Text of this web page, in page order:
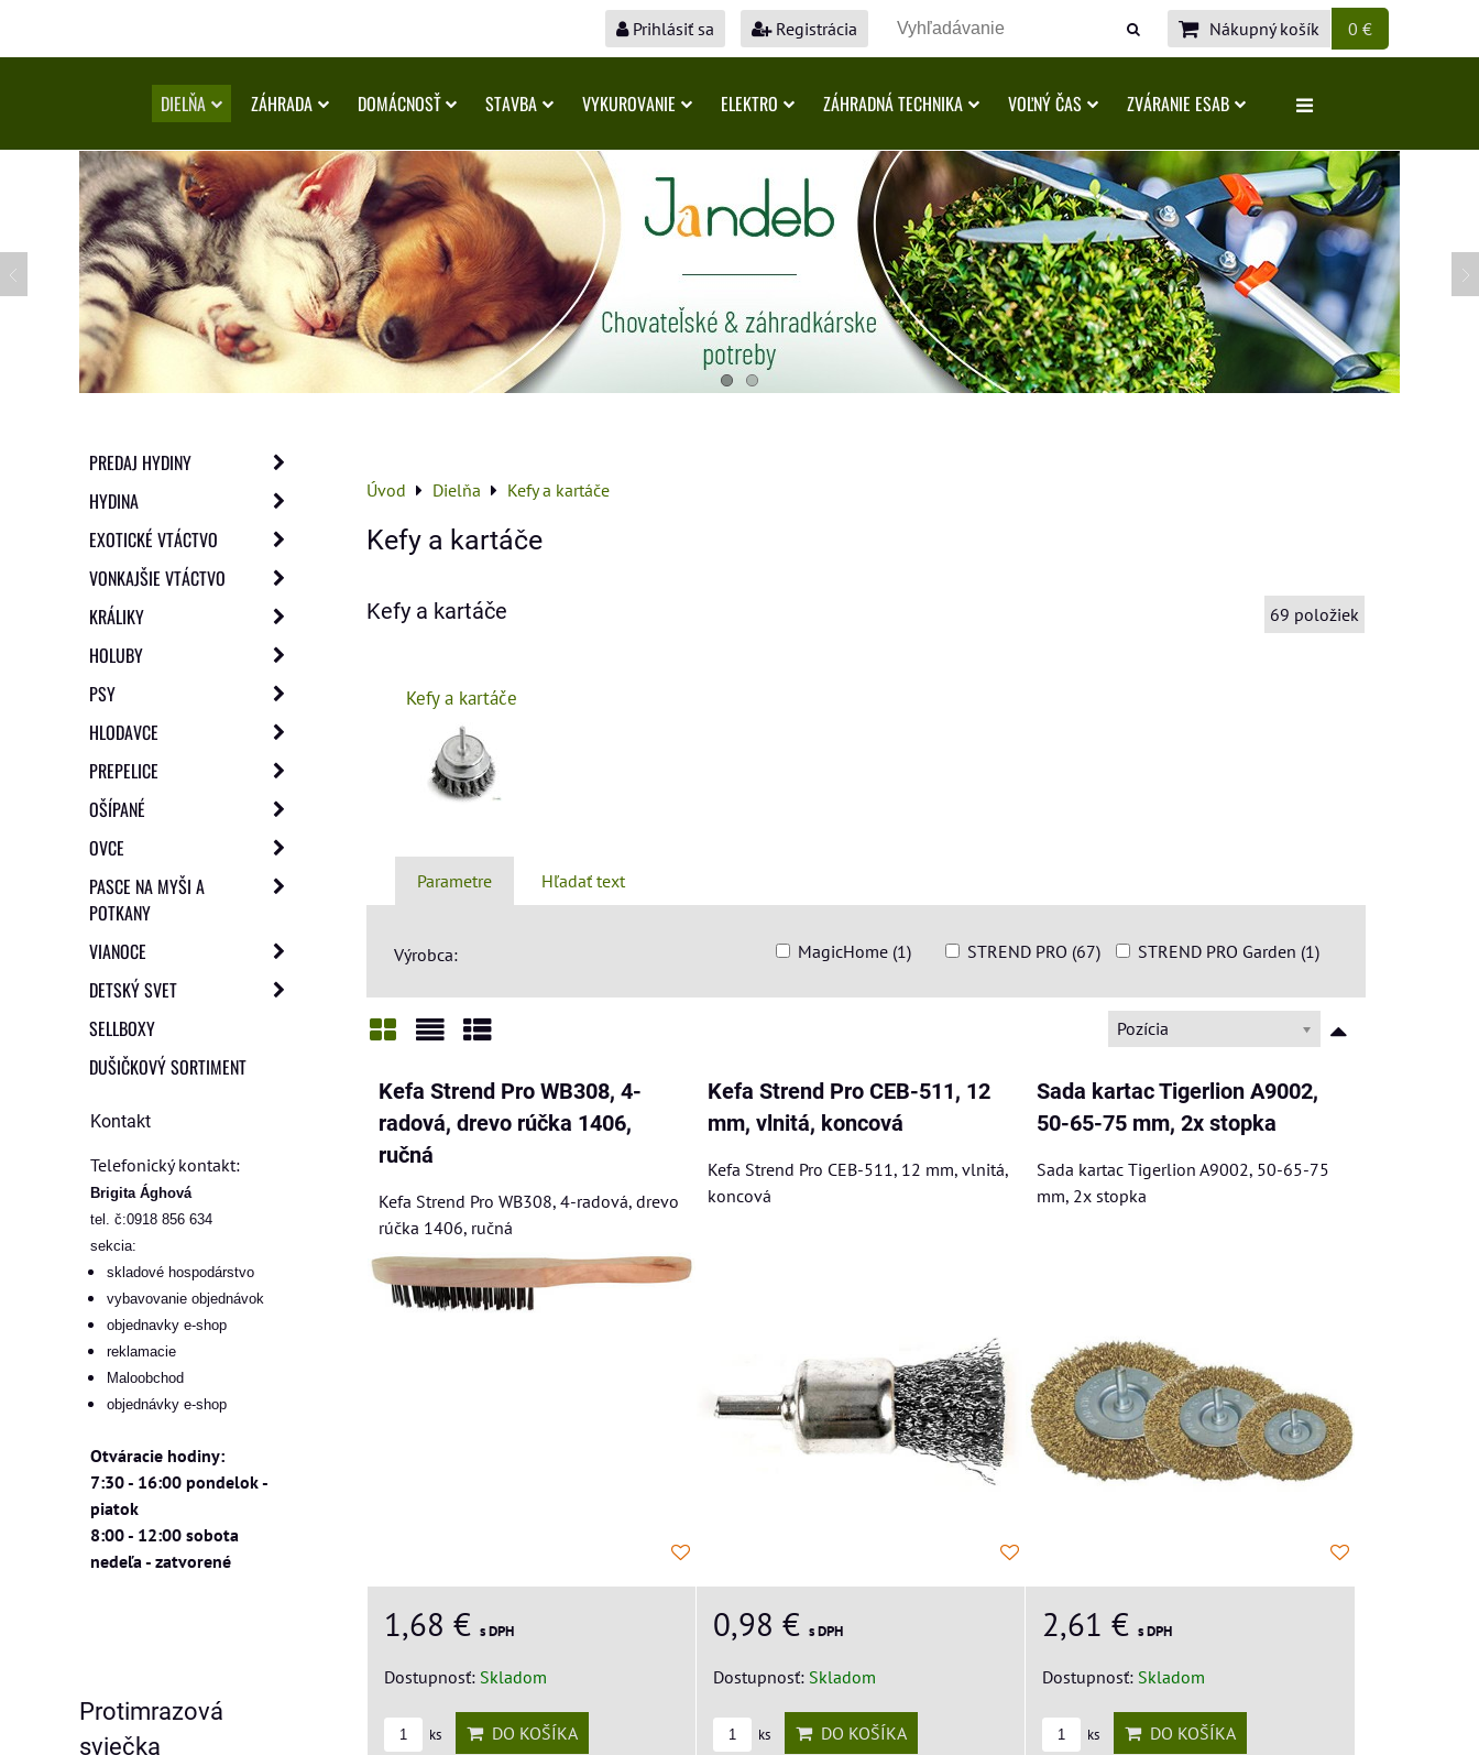
Prihlásiť sa Registrácia Nákupný košík 0 €
DIELŇA ZÁHRADA DOMÁCNOSŤ STAVBA VYKUROVANIE ELEKTRO ZÁHRADNÁ TECHNIKA VOĽNÝ ČAS ZVÁRANIE ESAB
Úvod Dielňa Kefy a kartáče
Kefy a kartáče
Kefy a kartáče 69 položiek
Kefy a kartáče
Parametre Hľadať text
Výrobca: MagicHome (1) STREND PRO (67) STREND PRO Garden (1)
Pozícia
Kefa Strend Pro WB308, 4-
radová, drevo rúčka 1406,
ručná
Kefa Strend Pro WB308, 4-radová, drevo
rúčka 1406, ručná
1,68 € s DPH
Dostupnosť: Skladom
ks DO KOŠÍKA
Kefa Strend Pro CEB-511, 12
mm, vlnitá, koncová
Kefa Strend Pro CEB-511, 12 mm, vlnitá,
koncová
0,98 € s DPH
Dostupnosť: Skladom
ks DO KOŠÍKA
Sada kartac Tigerlion A9002,
50-65-75 mm, 2x stopka
Sada kartac Tigerlion A9002, 50-65-75
mm, 2x stopka
2,61 €s DPH
Dostupnosť: Skladom
ks DO KOŠÍKA
PREDAJ HYDINY
HYDINA
EXOTICKÉ VTÁCTVO
VONKAJŠIE VTÁCTVO
KRÁLIKY
HOLUBY
PSY
HLODAVCE
PREPELICE
OŠÍPANÉ
OVCE
PASCE NA MYŠI A
POTKANY
VIANOCE
DETSKÝ SVET
SELLBOXY
DUŠIČKOVÝ SORTIMENT
Kontakt
Telefonický kontakt:
Brigita Ághová
tel. č:0918 856 634
sekcia:
skladové hospodárstvo
vybavovanie objednávok
objednavky e-shop
reklamacie
Maloobchod
objednávky e-shop
Otváracie hodiny:
7:30 - 16:00 pondelok -
piatok
8:00 - 12:00 sobota
nedeľa - zatvorené
Protimrazová
sviečka